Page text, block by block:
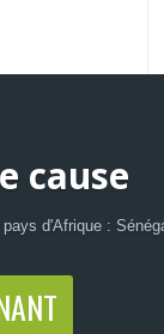
cause
d'Afrique :